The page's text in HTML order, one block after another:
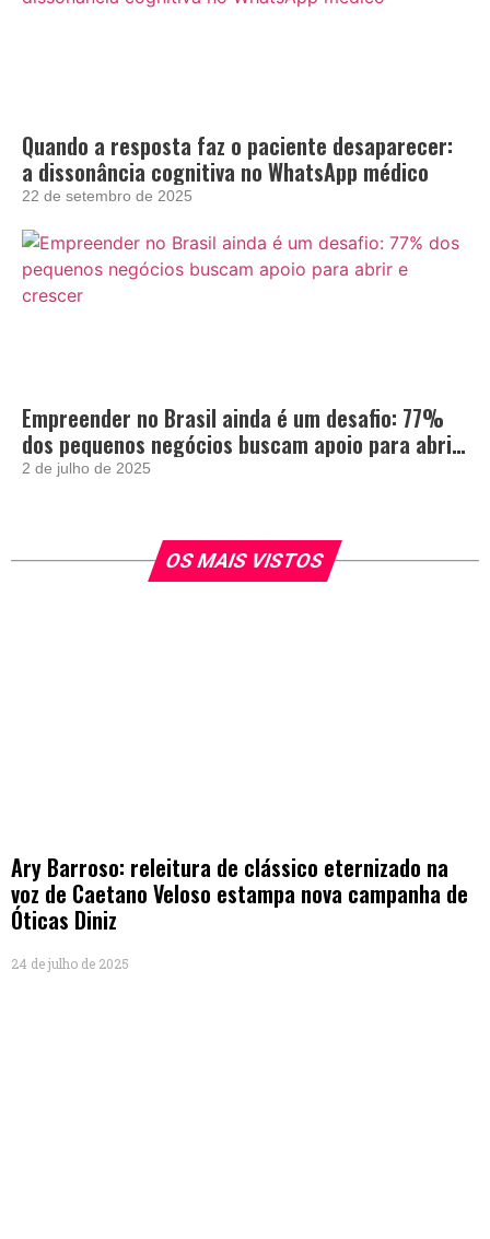
Quando a resposta faz o paciente desaparecer:
a dissonância cognitiva no WhatsApp médico
22 de setembro de 2025
Empreender no Brasil ainda é um desafio: 77%
dos pequenos negócios buscam apoio para abrir
e crescer
2 de julho de 2025
OS MAIS VISTOS
Ary Barroso: releitura de clássico eternizado na
voz de Caetano Veloso estampa nova campanha de
Óticas Diniz
24 de julho de 2025